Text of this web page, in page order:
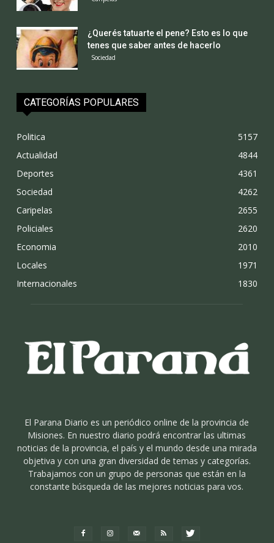
¿Querés tatuarte el pene? Esto es lo que
tenes que saber antes de hacerlo
Sociedad
CATEGORÍAS POPULARES
Politica
5157
Actualidad
4844
Deportes
4361
Sociedad
4262
Caripelas
2655
Policiales
2620
Economia
2010
Locales
1971
Internacionales
1830
El Parana Diario es un periódico online de la provincia de
Misiones. En nuestro diario podrá encontrar las ultimas
noticias de la provincia, el país y el mundo desde una mirada
objetiva y con una gran diversidad de temas y categorías.
Trabajamos con un grupo de personas que están en la
constante búsqueda de las mejores noticias para vos.